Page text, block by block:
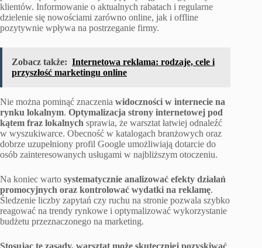
klientów. Informowanie o aktualnych rabatach i regularne
dzielenie się nowościami zarówno online, jak i offline
pozytywnie wpływa na postrzeganie firmy.
Zobacz także: Internetowa reklama: rodzaje, cele i
przyszłość marketingu online
Nie można pominąć znaczenia widoczności w internecie na
rynku lokalnym. Optymalizacja strony internetowej pod
kątem fraz lokalnych sprawia, że warsztat łatwiej odnaleźć
w wyszukiwarce. Obecność w katalogach branżowych oraz
dobrze uzupełniony profil Google umożliwiają dotarcie do
osób zainteresowanych usługami w najbliższym otoczeniu.
Na koniec warto systematycznie analizować efekty działań
promocyjnych oraz kontrolować wydatki na reklamę.
Śledzenie liczby zapytań czy ruchu na stronie pozwala szybko
reagować na trendy rynkowe i optymalizować wykorzystanie
budżetu przeznaczonego na marketing.
Stosując te zasady, warsztat może skuteczniej pozyskiwać